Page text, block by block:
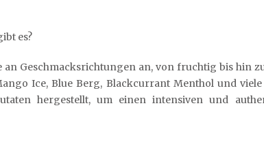
es?
an Geschmacksrichtungen an, von fruchtig bis hin
Ice, Blue Berg, Blackcurrant Menthol und
hergestellt, um einen intensiven und